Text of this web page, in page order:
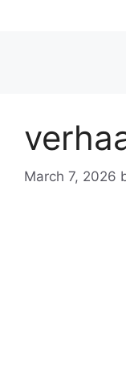
March 7, 2026